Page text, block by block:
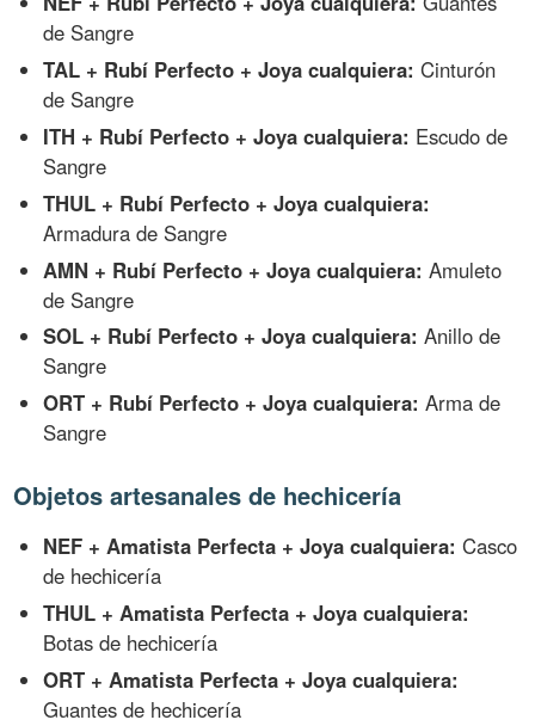
de Sangre
TAL + Rubí Perfecto + Joya cualquiera: Cinturón
de Sangre
ITH + Rubí Perfecto + Joya cualquiera: Escudo de
Sangre
THUL + Rubí Perfecto + Joya cualquiera:
Armadura de Sangre
AMN + Rubí Perfecto + Joya cualquiera: Amuleto
de Sangre
SOL + Rubí Perfecto + Joya cualquiera: Anillo de
Sangre
ORT + Rubí Perfecto + Joya cualquiera: Arma de
Sangre
Objetos artesanales de hechicería
NEF + Amatista Perfecta + Joya cualquiera: Casco
de hechicería
THUL + Amatista Perfecta + Joya cualquiera:
Botas de hechicería
ORT + Amatista Perfecta + Joya cualquiera:
Guantes de hechicería